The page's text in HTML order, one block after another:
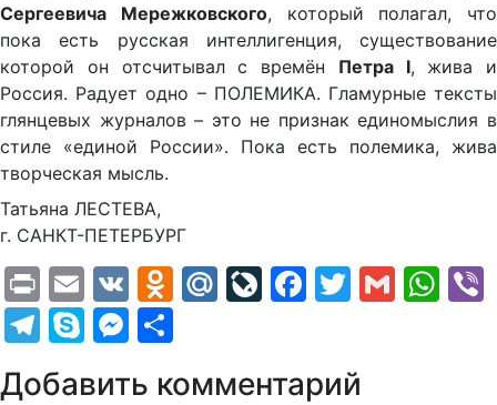
Сергеевича Мережковского, который полагал, что
пока есть русская интеллигенция, существование
которой он отсчитывал с времён Петра I, жива и
Россия. Радует одно – ПОЛЕМИКА. Гламурные тексты
глянцевых журналов – это не признак единомыслия в
стиле «единой России». Пока есть полемика, жива
творческая мысль.
Татьяна ЛЕСТЕВА,
г. САНКТ-ПЕТЕРБУРГ
PrintEmail
VK Odnoklassniki
Mail.Ru
LiveJournal
Facebook
Twitter
Gmail
Telegram
SkypeMessenger
Добавить комментарий